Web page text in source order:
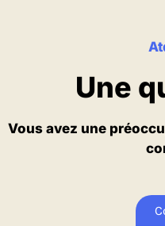
Une
Vous avez une